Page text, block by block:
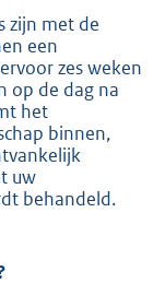
zijn met de
een
zes weken
op de dag na
het
binnen,
uw
behandeld.